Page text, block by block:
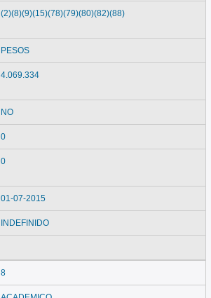
(2)(8)(9)(15)(78)(79)(80)(82)(88)
PESOS
4.069.334
NO
0
0
01-07-2015
INDEFINIDO
8